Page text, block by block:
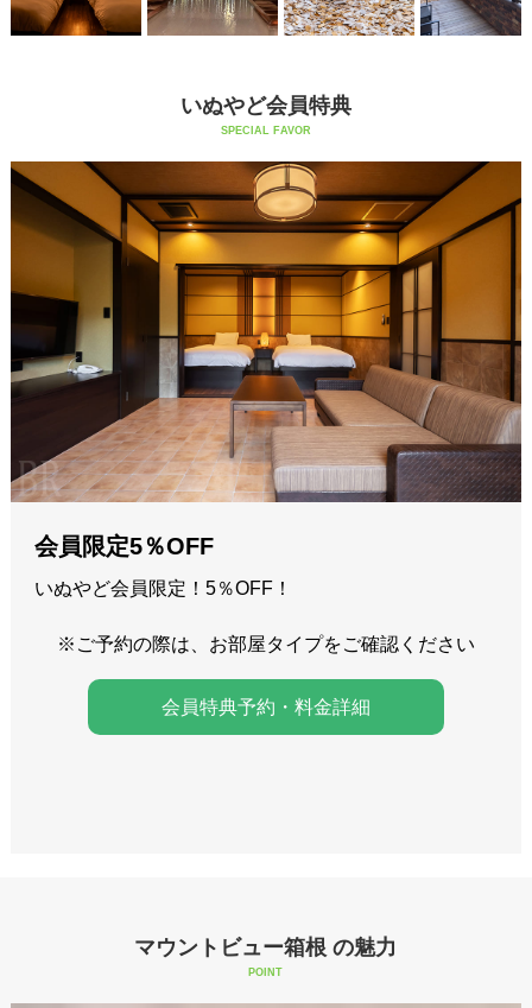
いぬやど会員特典
SPECIAL FAVOR
会員限定5％OFF
いぬやど会員限定！5％OFF！
※ご予約の際は、お部屋タイプをご確認ください
会員特典予約・料金詳細
マウントビュー箱根 の魅力
POINT